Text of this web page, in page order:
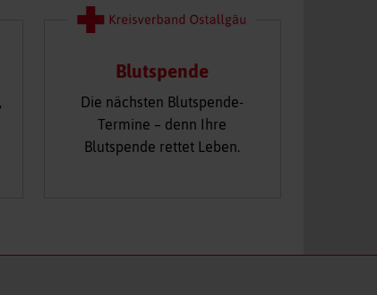
Blutspende
Die nächsten Blutspende-
Termine – denn Ihre
Blutspende rettet Leben.